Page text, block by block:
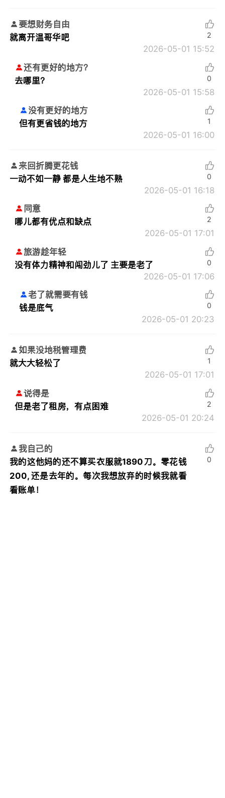
要想财务自由
就离开温哥华吧
2026-05-01 15:52
2
还有更好的地方？
去哪里？
2026-05-01 15:58
0
没有更好的地方
但有更省钱的地方
2026-05-01 16:00
1
来回折腾更花钱
一动不如一静 都是人生地不熟
2026-05-01 16:18
0
同意
哪儿都有优点和缺点
2026-05-01 17:01
2
旅游趁年轻
没有体力精神和闯劲儿了 主要是老了
2026-05-01 17:06
0
老了就需要有钱
钱是底气
2026-05-01 20:23
0
如果没地税管理费
就大大轻松了
2026-05-01 17:01
1
说得是
但是老了租房，有点困难
2026-05-01 20:24
2
我自己的
我的这他妈的还不算买衣服就1890刀。零花钱
200, 还是去年的。每次我想放弃的时候我就看
看账单！
0